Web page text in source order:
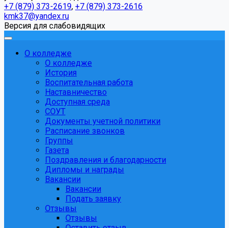
+7 (879) 373-2619, +7 (879) 373-2616
kmk37@yandex.ru
Версия для слабовидящих
О колледже
О колледже
История
Воспитательная работа
Наставничество
Доступная среда
СОУТ
Документы учетной политики
Расписание звонков
Группы
Газета
Поздравления и благодарности
Дипломы и награды
Вакансии
Вакансии
Подать заявку
Отзывы
Отзывы